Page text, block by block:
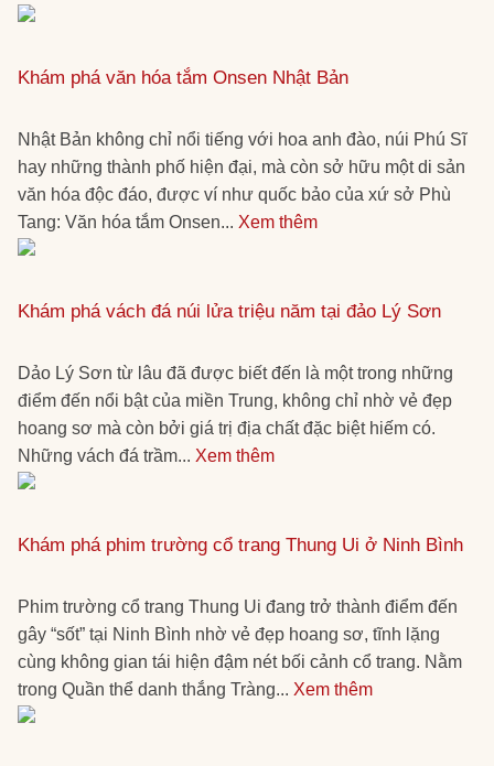
Khám phá văn hóa tắm Onsen Nhật Bản
Nhật Bản không chỉ nổi tiếng với hoa anh đào, núi Phú Sĩ
hay những thành phố hiện đại, mà còn sở hữu một di sản
văn hóa độc đáo, được ví như quốc bảo của xứ sở Phù
Tang: Văn hóa tắm Onsen... Xem thêm
Khám phá vách đá núi lửa triệu năm tại đảo Lý Sơn
Dảo Lý Sơn từ lâu đã được biết đến là một trong những
điểm đến nổi bật của miền Trung, không chỉ nhờ vẻ đẹp
hoang sơ mà còn bởi giá trị địa chất đặc biệt hiếm có.
Những vách đá trầm... Xem thêm
Khám phá phim trường cổ trang Thung Ui ở Ninh Bình
Phim trường cổ trang Thung Ui đang trở thành điểm đến
gây “sốt” tại Ninh Bình nhờ vẻ đẹp hoang sơ, tĩnh lặng
cùng không gian tái hiện đậm nét bối cảnh cổ trang. Nằm
trong Quần thể danh thắng Tràng... Xem thêm